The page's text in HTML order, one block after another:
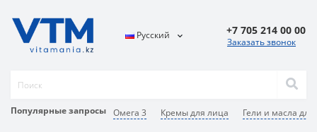
Популярные запросы Омега 3 Кремы для лица Гели и масла
Русский +7 705 214 00 00
Заказать звонок